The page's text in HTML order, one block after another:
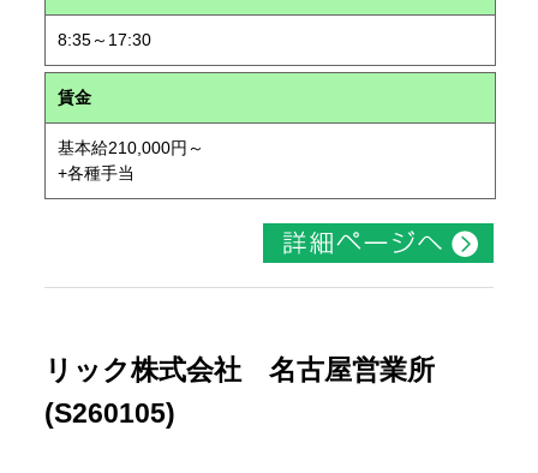
8:35～17:30
賃金
基本給210,000円～
+各種手当
リック株式会社 名古屋営業所
(S260105)